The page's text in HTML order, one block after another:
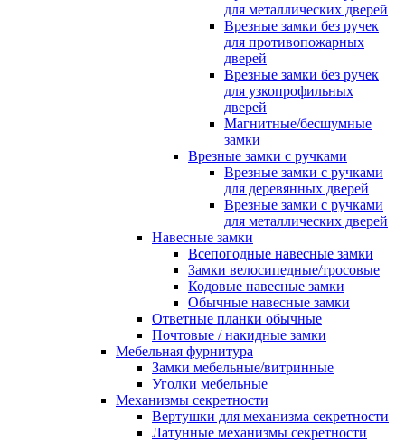
для металлических дверей
Врезные замки без ручек
для противопожарных
дверей
Врезные замки без ручек
для узкопрофильных
дверей
Магнитные/бесшумные
замки
Врезные замки с ручками
Врезные замки с ручками
для деревянных дверей
Врезные замки с ручками
для металлических дверей
Навесные замки
Всепогодные навесные замки
Замки велосипедные/тросовые
Кодовые навесные замки
Обычные навесные замки
Ответные планки обычные
Почтовые / накидные замки
Мебельная фурнитура
Замки мебельные/витринные
Уголки мебельные
Механизмы секретности
Вертушки для механизма секретности
Латунные механизмы секретности